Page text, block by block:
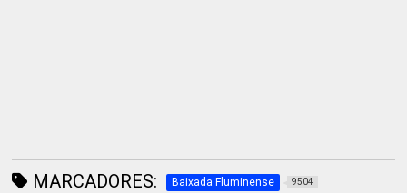
MARCADORES: Baixada Fluminense 9504